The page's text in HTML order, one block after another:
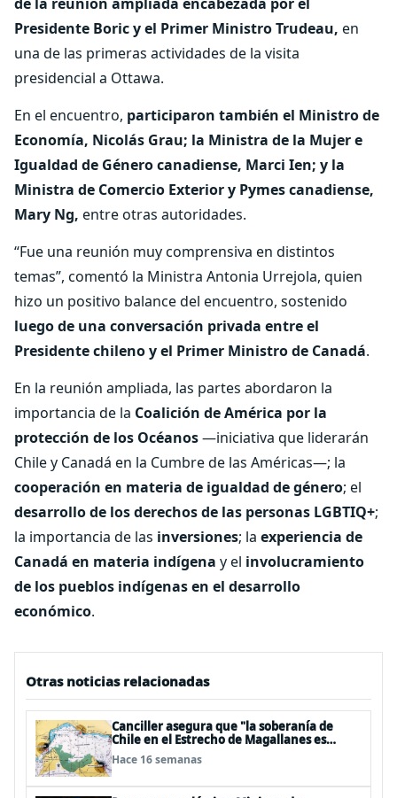
de la reunión ampliada encabezada por el
Presidente Boric y el Primer Ministro Trudeau, en
una de las primeras actividades de la visita
presidencial a Ottawa.
En el encuentro, participaron también el Ministro de
Economía, Nicolás Grau; la Ministra de la Mujer e
Igualdad de Género canadiense, Marci Ien; y la
Ministra de Comercio Exterior y Pymes canadiense,
Mary Ng, entre otras autoridades.
“Fue una reunión muy comprensiva en distintos
temas”, comentó la Ministra Antonia Urrejola, quien
hizo un positivo balance del encuentro, sostenido
luego de una conversación privada entre el
Presidente chileno y el Primer Ministro de Canadá.
En la reunión ampliada, las partes abordaron la
importancia de la Coalición de América por la
protección de los Océanos—iniciativa que liderarán
Chile y Canadá en la Cumbre de las Américas—; la
cooperación en materia de igualdad de género; el
desarrollo de los derechos de las personas LGBTIQ+;
la importancia de las inversiones; la experiencia de
Canadá en materia indígena y el involucramiento
de los pueblos indígenas en el desarrollo
económico.
Otras noticias relacionadas
Canciller asegura que "la soberanía de
Chile en el Estrecho de Magallanes es
indiscutible"
Hace 16 semanas